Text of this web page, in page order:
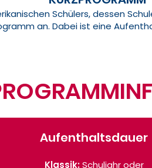
Schülers, dessen
an. Dabei ist eine
Aufenthaltsdauer
Klassik:Schuljahr oder